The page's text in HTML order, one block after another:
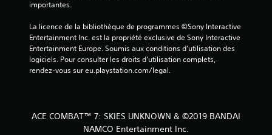
)
importantes.
La licence de la bibliothèque de programmes ©Sony Interactive
Entertainment Inc. est la propriété exclusive de Sony Interactive
Entertainment Europe. Soumis aux conditions d’utilisation des
logiciels. Pour consulter les droits d’utilisation complets,
rendez-vous sur eu.playstation.com/legal.
ACE COMBAT™ 7: SKIES UNKNOWN & ©2019 BANDAI
NAMCO Entertainment Inc.